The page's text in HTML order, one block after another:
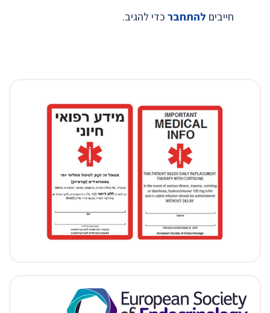
חייבים להתחבר כדי להגיב.